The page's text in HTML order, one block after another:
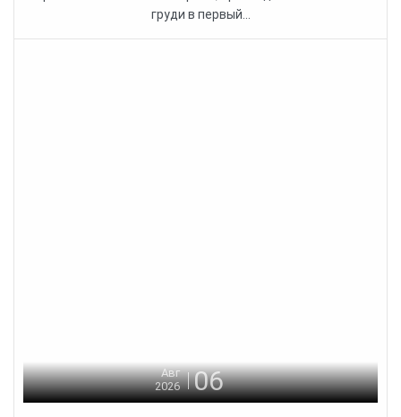
груди в первый...
Авг
2026
06